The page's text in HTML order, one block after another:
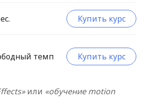
Купить курс
темп Купить курс
или «обучение motion